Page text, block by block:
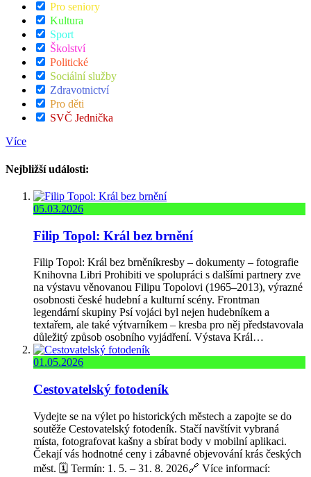
Pro seniory
Kultura
Sport
Školství
Politické
Sociální služby
Zdravotnictví
Pro děti
SVČ Jednička
Více
Nejbližší události:
05.03.2026
Filip Topol: Král bez brnění
Filip Topol: Král bez brněníkresby – dokumenty – fotografie
Knihovna Libri Prohibiti ve spolupráci s dalšími partnery zve
na výstavu věnovanou Filipu Topolovi (1965–2013), výrazné
osobnosti české hudební a kulturní scény. Frontman
legendární skupiny Psí vojáci byl nejen hudebníkem a
textařem, ale také výtvarníkem – kresba pro něj představovala
důležitý způsob osobního vyjádření. Výstava Král…
01.05.2026
Cestovatelský fotodeník
Vydejte se na výlet po historických městech a zapojte se do
soutěže Cestovatelský fotodeník. Stačí navštívit vybraná
místa, fotografovat kašny a sbírat body v mobilní aplikaci.
Čekají vás hodnotné ceny i zábavné objevování krás českých
měst. 🗓️ Termín: 1. 5. – 31. 8. 2026🔗 Více informací: